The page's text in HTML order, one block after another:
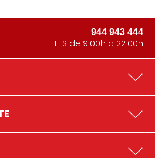
944 943 444
L-S de 9:00h a 22:00h